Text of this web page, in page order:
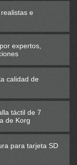
e
expertos,
calidad de
táctil de 7
de Korg
para tarjeta SD